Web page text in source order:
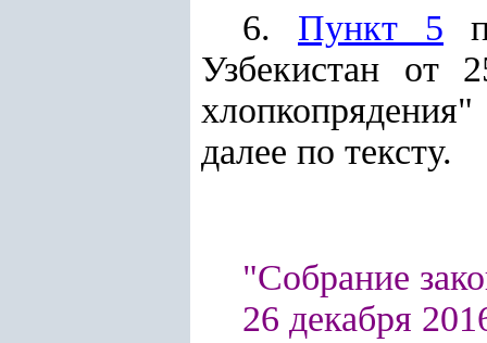
6. Пункт 5
Узбекистан от
далее по тексту.
"Собрание
26 декабря